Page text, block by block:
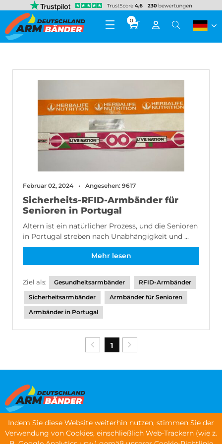
0
Februar 02, 2024 Angesehen: 9617
Sicherheits-RFID-Armbänder für
Senioren in Portugal
Altern ist ein natürlicher Prozess, und die Senioren
in Portugal streben nach Unabhängigkeit und ...
Mehr lesen
Ziel als: Gesundheitsarmbänder
RFID-Armbänder
Sicherheitsarmbänder
Armbänder für Senioren
Armbänder in Portugal
1
Menü
Indem Sie diese Website weiterhin nutzen, stimmen Sie der
Verwendung von Cookies, einschließlich Web-Trackern (wie z.